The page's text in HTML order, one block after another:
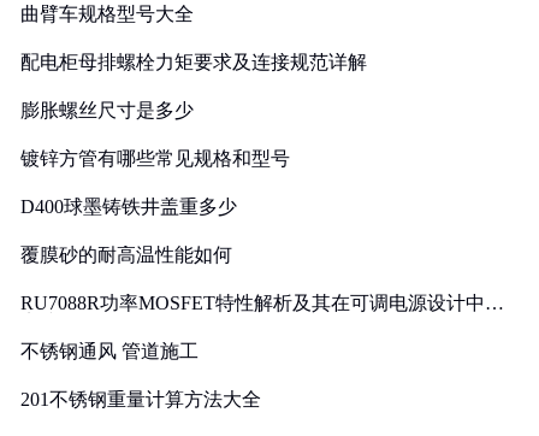
曲臂车规格型号大全
配电柜母排螺栓力矩要求及连接规范详解
膨胀螺丝尺寸是多少
镀锌方管有哪些常见规格和型号
D400球墨铸铁井盖重多少
覆膜砂的耐高温性能如何
RU7088R功率MOSFET特性解析及其在可调电源设计中的
不锈钢通风 管道施工
201不锈钢重量计算方法大全